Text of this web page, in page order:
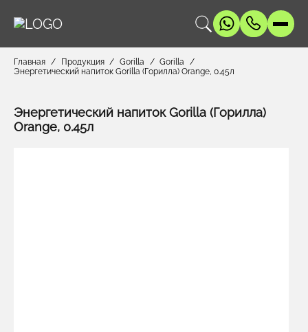
Главная Продукция Gorilla
Gorilla
Энергетический напиток Gorilla (Горилла) Orange, 0.45л
Энергетический напиток Gorilla (Горилла)
Orange, 0.45л